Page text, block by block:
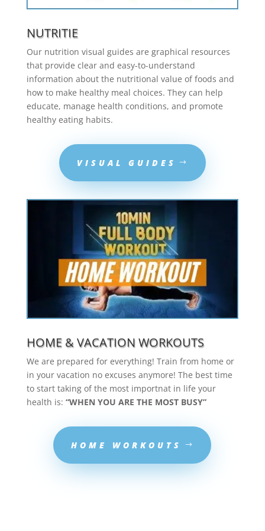
NUTRITIE
Our nutrition visual guides are graphical resources
that provide clear and easy-to-understand
information about the nutritional value of foods and
how to make healthy meal choices. They can help
educate, manage health conditions, and promote
healthy eating habits.
VISUAL GUIDES
HOME & VACATION WORKOUTS
We are prepared for everything! Train from home or
in your vacation no excuses anymore! The best time
to start taking of the most importnat in life your
health is: “WHEN YOU ARE THE MOST BUSY”
HOME WORKOUTS